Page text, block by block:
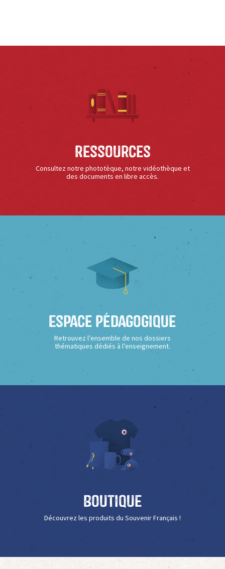
Ressources
Consultez notre phototèque, notre vidéothèque et
des documents en libre accès.
Espace Pédagogique
Retrouvez l’ensemble de nos dossiers
thématiques dédiés à l’enseignement.
Boutique
Découvrez les produits du Souvenir Français !